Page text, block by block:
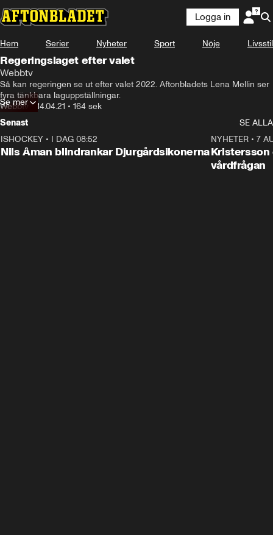
Logga in
Hem Serier Nyheter Sport Nöje Livsstil
Regeringslaget efter valet
Webbtv
Så kan regeringen se ut efter valet 2022. Aftonbladets Lena Mellin ser
fyra tänkbara laguppställningar.
Webbtv • 14.04.21 • 164 sek
Se mer
Senast
SE ALLA
ISHOCKEY • I DAG 08:52
Nils Åman blindrankar Djurgårdsikonerna
NYHETER• 7
Kristersson
vårdfrågan